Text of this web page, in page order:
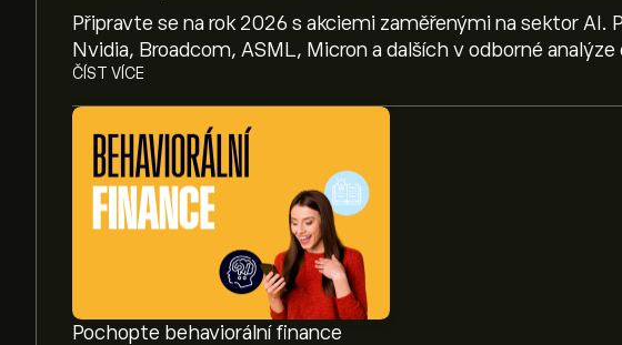
Připravte se na rok 2026 s akciemi zaměřenými na sektor AI.
Nvidia, Broadcom, ASML, Micron a dalších v odborné analýze
ČÍST VÍCE
Pochopte behaviorální finance